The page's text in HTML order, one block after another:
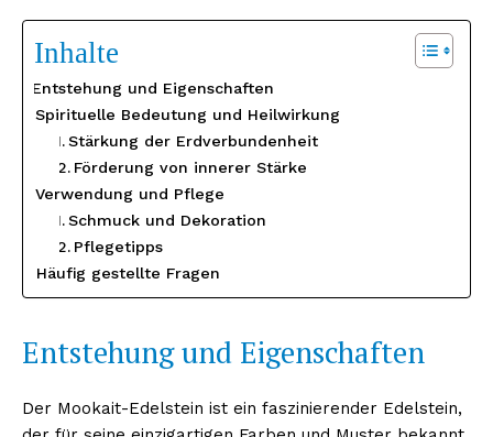
Inhalte
Entstehung und Eigenschaften
Spirituelle Bedeutung und Heilwirkung
Stärkung der Erdverbundenheit
Förderung von innerer Stärke
Verwendung und Pflege
Schmuck und Dekoration
Pflegetipps
Häufig gestellte Fragen
Entstehung und Eigenschaften
Der Mookait-Edelstein ist ein faszinierender Edelstein,